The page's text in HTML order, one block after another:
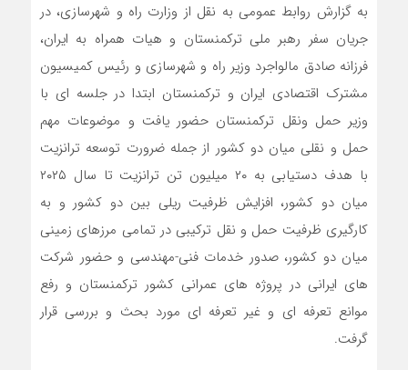
به گزارش روابط عمومی به نقل از وزارت راه و شهرسازی، در
جریان سفر رهبر ملی ترکمنستان و هیات همراه به ایران،
فرزانه صادق مالواجرد وزیر راه و شهرسازی و رئیس کمیسیون
مشترک اقتصادی ایران و ترکمنستان ابتدا در جلسه ای با
وزیر حمل ونقل ترکمنستان حضور یافت و موضوعات مهم
حمل و نقلی میان دو کشور از جمله ضرورت توسعه ترانزیت
با هدف دستیابی به ۲۰ میلیون تن ترانزیت تا سال ۲۰۲۵
میان دو کشور، افزایش ظرفیت ریلی بین دو کشور و به
کارگیری ظرفیت حمل و نقل ترکیبی در تمامی مرزهای زمینی
میان دو کشور، صدور خدمات فنی-مهندسی و حضور شرکت
های ایرانی در پروژه های عمرانی کشور ترکمنستان و رفع
موانع تعرفه ای و غیر تعرفه ای مورد بحث و بررسی قرار
گرفت.